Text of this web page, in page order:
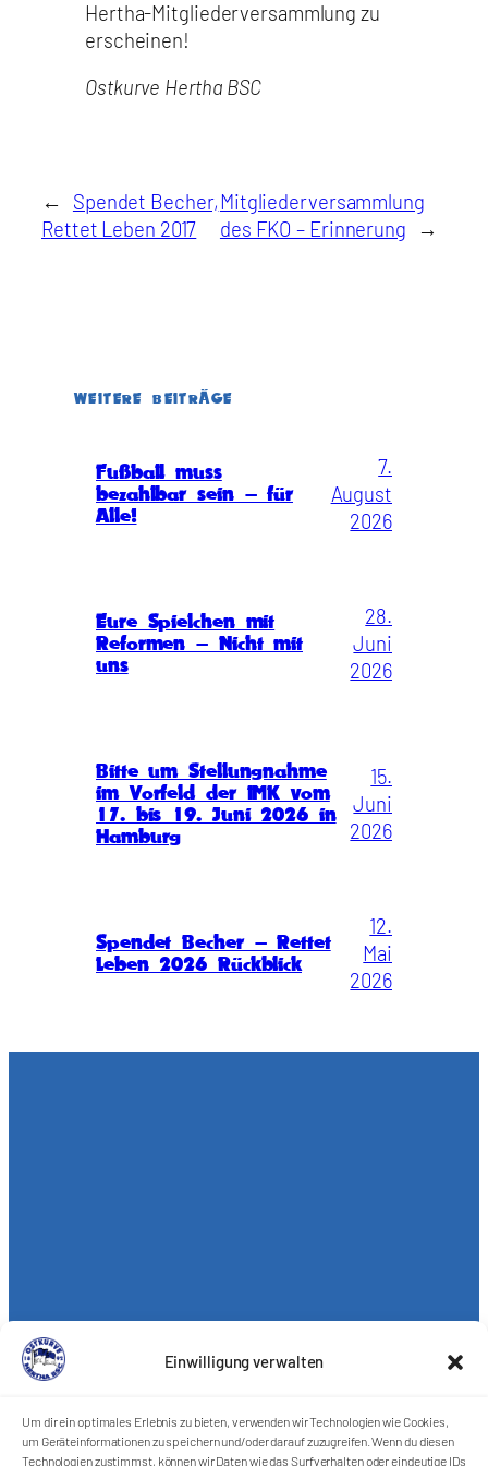
Einwilligung verwalten
Um dir ein optimales Erlebnis zu bieten, verwenden wir Technologien wie Cookies,
um Geräteinformationen zu speichern und/oder darauf zuzugreifen. Wenn du diesen
Technologien zustimmst, können wir Daten wie das Surfverhalten oder eindeutige IDs
Hertha-Mitgliederversammlung zu
erscheinen!
Ostkurve Hertha BSC
←
Spendet Becher,
Rettet Leben 2017
Mitgliederversammlung
des FKO – Erinnerung
→
WEITERE BEITRÄGE
Fußball muss
bezahlbar sein – für
Alle!
7.
August
2026
Eure Spielchen mit
Reformen – Nicht mit
uns
28.
Juni
2026
Bitte um Stellungnahme
im Vorfeld der IMK vom
17. bis 19. Juni 2026 in
Hamburg
15.
Juni
2026
Spendet Becher – Rettet
Leben 2026 Rückblick
12.
Mai
2026